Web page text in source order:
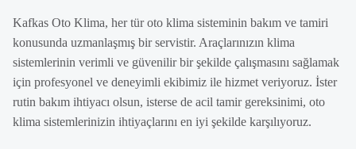
Kafkas Oto Klima, her tür oto klima sisteminin bakım ve tamiri
konusunda uzmanlaşmış bir servistir. Araçlarınızın klima
sistemlerinin verimli ve güvenilir bir şekilde çalışmasını sağlamak
için profesyonel ve deneyimli ekibimiz ile hizmet veriyoruz. İster
rutin bakım ihtiyacı olsun, isterse de acil tamir gereksinimi, oto
klima sistemlerinizin ihtiyaçlarını en iyi şekilde karşılıyoruz.